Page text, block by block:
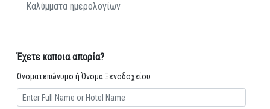
Καλύμματα ημερολογίων
Έχετε καποια απορία?
Ονοματεπώνυμο ή Όνομα Ξενοδοχείου